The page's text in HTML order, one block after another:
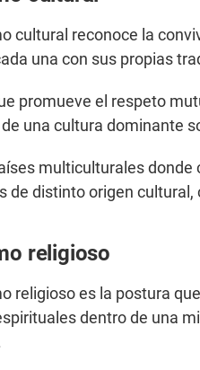
cultural reconoce la
una con sus propias
promueve el respeto
una cultura dominante
multiculturales donde
de distinto origen cultural,
religioso
religioso es la postura
dentro de una